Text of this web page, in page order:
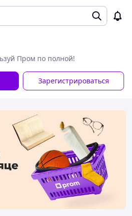
Пром по полной!
Зарегистрироваться